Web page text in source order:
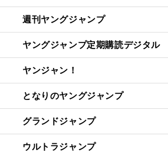
週刊ヤングジャンプ
ヤングジャンプ定期購読デジタル
ヤンジャン！
となりのヤングジャンプ
グランドジャンプ
ウルトラジャンプ